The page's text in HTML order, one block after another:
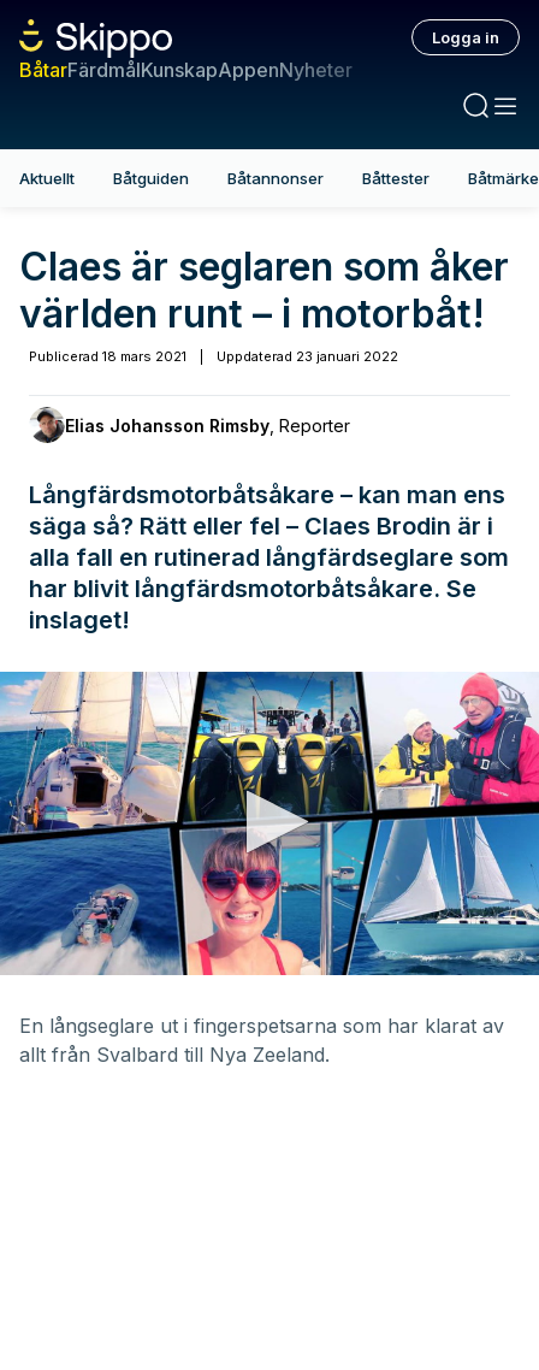
BåtarFärdmålKunskapAppenNyheter
Logga in
Aktuellt Båtguiden Båtannonser Båttester
Claes är seglaren som åker
världen runt – i motorbåt!
Publicerad 18 mars 2021 Uppdaterad 23 januari 2022
Elias Johansson Rimsby Reporter
Långfärdsmotorbåtsåkare – kan man ens
säga så? Rätt eller fel – Claes Brodin är i
alla fall en rutinerad långfärdseglare som
har blivit långfärdsmotorbåtsåkare. Se
inslaget!
minutes,
En långseglare ut i fingerspetsarna som har klarat av
allt från Svalbard till Nya Zeeland.